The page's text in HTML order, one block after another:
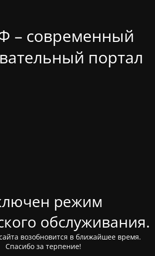
– современный
портал
режим
обслуживания.
возобновится в ближайшее время.
Спасибо за терпение!